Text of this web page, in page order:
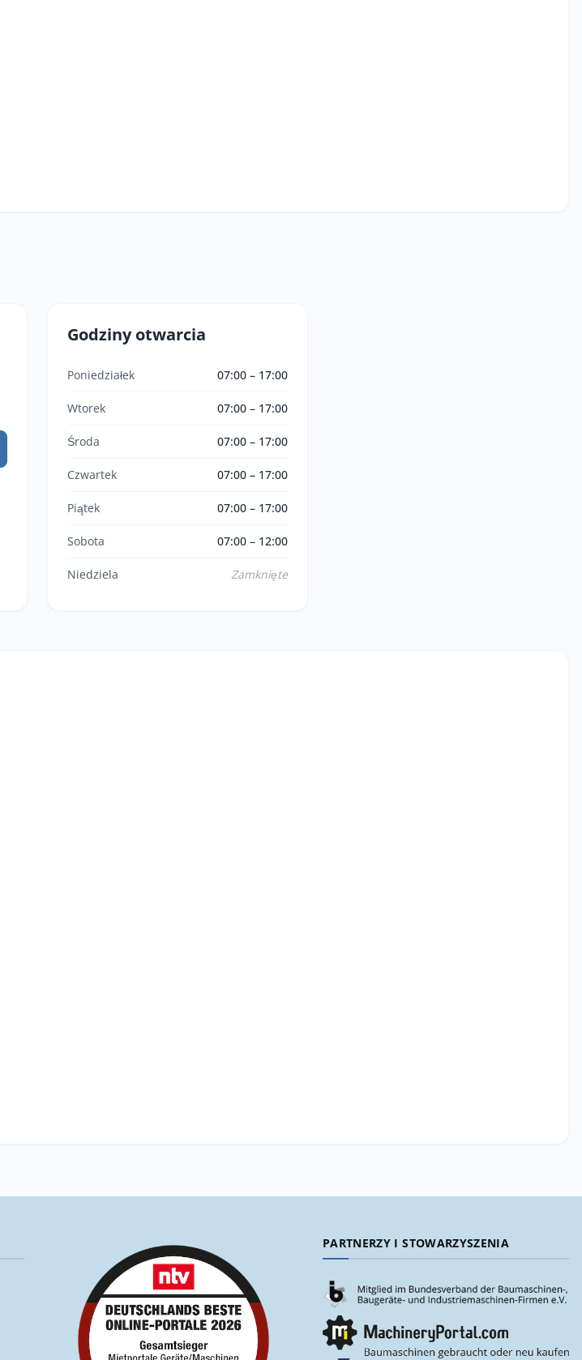
Godziny otwarcia
Poniedziałek 07:00 – 17:00
Wtorek 07:00 – 17:00
Środa 07:00 – 17:00
Czwartek 07:00 – 17:00
Piątek 07:00 – 17:00
Sobota 07:00 – 12:00
Niedziela Zamknięte
PARTNERZY I STOWARZYSZENIA